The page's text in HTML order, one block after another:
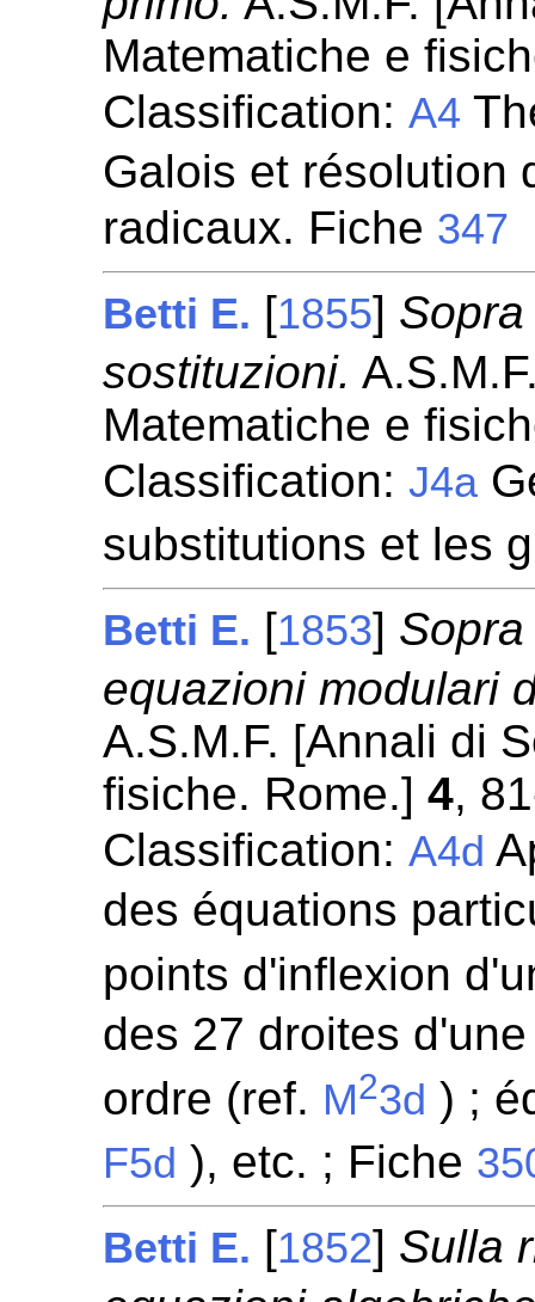
Matematiche e
Classification:A4
Galois et résolution
radicaux. Fiche 347
Betti E. [1855]
sostituzioni.
Matematiche e
Classification:J4a
substitutions et les
Betti E. [1853]
equazioni modulari
A.S.M.F. [Annali di
fisiche. Rome.]4,
Classification:A4d
des équations
points d'inflexion
des 27 droites
ordre (ref. M23d ) ;
F5d ), etc. ; Fiche
Betti E. [1852] Sulla